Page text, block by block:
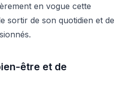
en vogue cette
sortir de son quotidien et de
être et de